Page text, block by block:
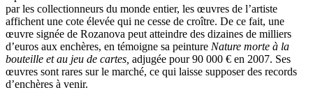
par les collectionneurs du monde entier, les œuvres de l’artiste
affichent une cote élevée qui ne cesse de croître. De ce fait, une
œuvre signée de Rozanova peut atteindre des dizaines de milliers
d’euros aux enchères, en témoigne sa peinture Nature morte à la
bouteille et au jeu de cartes, adjugée pour 90 000 € en 2007. Ses
œuvres sont rares sur le marché, ce qui laisse supposer des records
d’enchères à venir.